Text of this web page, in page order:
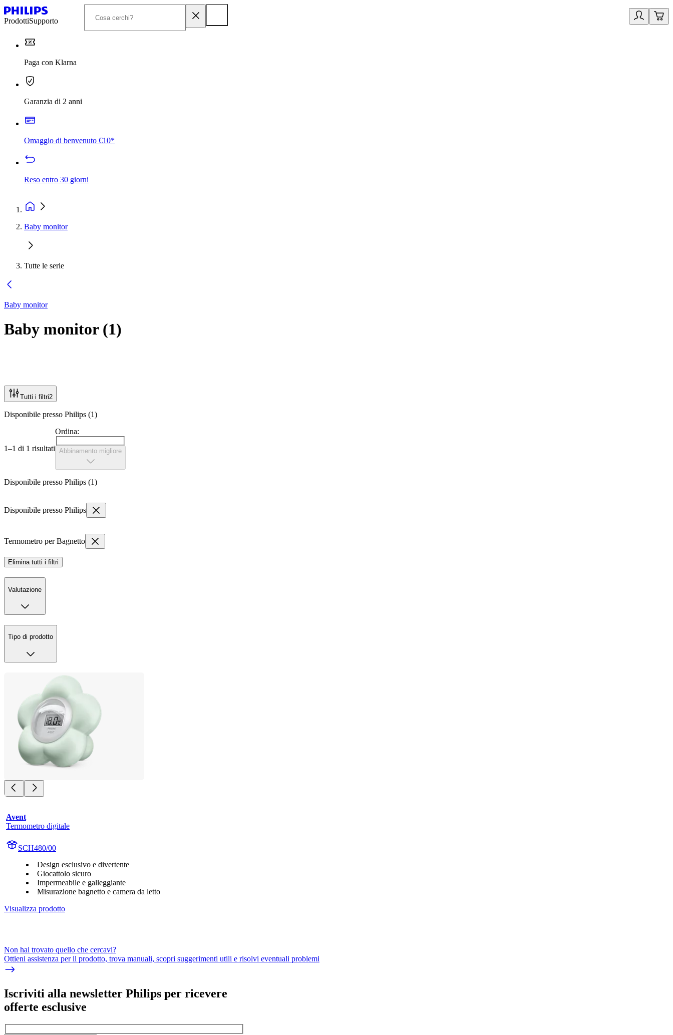
ProdottiSupporto
Paga con Klarna
Garanzia di 2 anni
Omaggio di benvenuto €10*
Reso entro 30 giorni
Baby monitor
Tutte le serie
Baby monitor
Baby monitor(1)
Tutti i filtri2
Disponibile presso Philips (1)
1–1 di 1 risultati
Ordina:
Abbinamento migliore
Disponibile presso Philips (1)
Disponibile presso Philips
Termometro per Bagnetto
Elimina tutti i filtri
Valutazione
Tipo di prodotto
Avent
Termometro digitale
SCH480/00
Design esclusivo e divertente
Giocattolo sicuro
Impermeabile e galleggiante
Misurazione bagnetto e camera da letto
Visualizza prodotto
Non hai trovato quello che cercavi?
Ottieni assistenza per il prodotto, trova manuali, scopri suggerimenti utili e risolvi eventuali problemi
Iscriviti alla newsletter Philips per ricevere
offerte esclusive